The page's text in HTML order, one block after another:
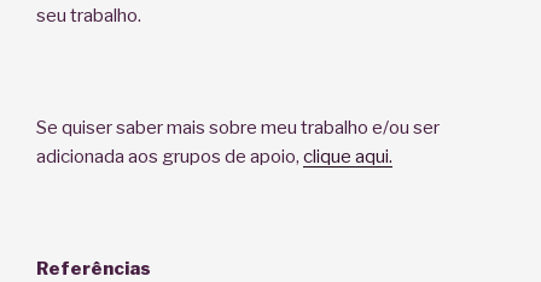
seu trabalho.
Se quiser saber mais sobre meu trabalho e/ou ser
adicionada aos grupos de apoio, clique aqui.
Referências